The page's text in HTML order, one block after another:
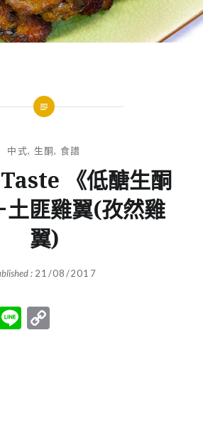
中式, 生酮, 食譜
《低醣生酮
土匪雞翼(孜然雞
翼)
: 21/08/2017
LineCopy